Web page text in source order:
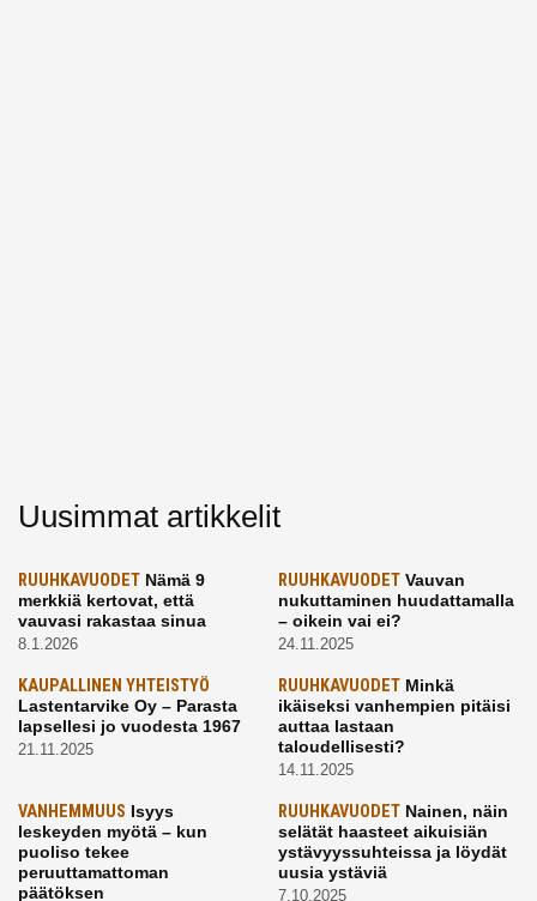
Uusimmat artikkelit
RUUHKAVUODET Nämä 9
merkkiä kertovat, että
vauvasi rakastaa sinua
8.1.2026
RUUHKAVUODETVauvan
nukuttaminen huudattamalla
– oikein vai ei?
24.11.2025
KAUPALLINEN YHTEISTYÖ
Lastentarvike Oy – Parasta
lapsellesi jo vuodesta 1967
21.11.2025
RUUHKAVUODETMinkä
ikäiseksi vanhempien pitäisi
auttaa lastaan
taloudellisesti?
14.11.2025
VANHEMMUUS Isyys
leskeyden myötä – kun
puoliso tekee
peruuttamattoman
päätöksen
RUUHKAVUODETNainen, näin
selätät haasteet aikuisiän
ystävyyssuhteissa ja löydät
uusia ystäviä
7.10.2025